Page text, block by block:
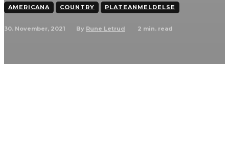
AMERICANA COUNTRY PLATEANMELDELSE
30. November, 2021 By Rune Letrud 2 min. read